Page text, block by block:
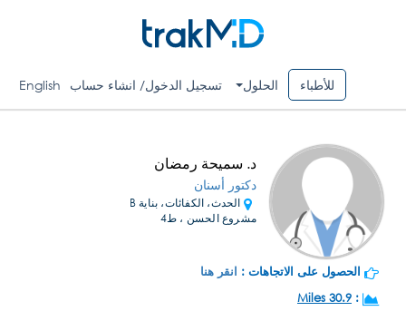
للأطباء الحلول تسجيل الدخول/ انشاء حساب English
د. سميحة رمضان
دكتور أسنان
الحدث، الكفائات، بناية B
مشروع الحسن ، ط4
الحصول على الاتجاهات : انقر هنا
:
30.9 Miles